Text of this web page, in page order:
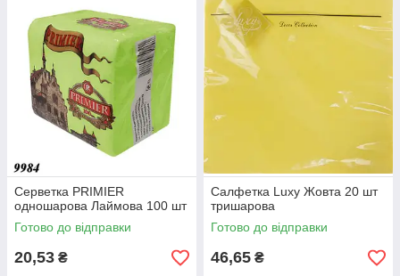
Серветка PRIMIER
одношарова Лаймова 100 шт
Готово до відправки
20,53 ₴
Салфетка Luxy Жовта 20 шт
тришарова
Готово до відправки
46,65 ₴